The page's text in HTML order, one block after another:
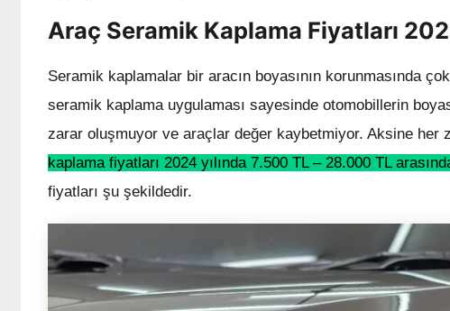
Araç Seramik Kaplama Fiyatları
Seramik kaplamalar bir aracın boyasının korunmasında
seramik kaplama uygulaması sayesinde otomobillerin
zarar oluşmuyor ve araçlar değer kaybetmiyor. Aksine her
kaplama fiyatları 2024 yılında 7.500 TL – 28.000 TL
fiyatları şu şekildedir.